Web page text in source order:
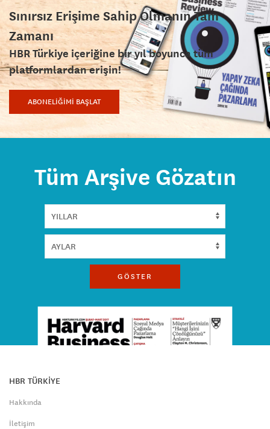
Sınırsız Erişime Sahip Olmanın Tam
Zamanı
HBR Türkiye içeriğine bir yıl boyunca tüm
platformlardan erişin!
ABONELİĞİMİ BAŞLAT
Tüm Arşive Gözatın
GÖSTER
HBR TÜRKİYE
Hakkında
İletişim